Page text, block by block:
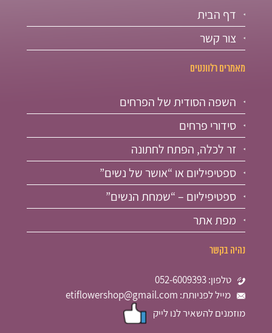
דף הבית
צור קשר
מאמרים רלוונטים
השפה הסודית של הפרחים
סידורי פרחים
זר לכלה, הפתח לחתונה
ספטיפיליום או “אושר של נשים”
ספטיפיליום – “שמחת הנשים”
מפת אתר
נהיה בקשר
טלפון: 052-6009393
מייל לפניותת: etiflowershop@gmail.com
מוזמנים להשאיר לנו לייק